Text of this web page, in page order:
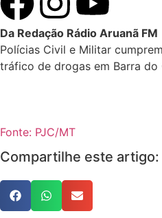
Da Redação Rádio Aruanã FM
Polícias Civil e Militar
tráfico de drogas em Barra do
Fonte: PJC/MT
Compartilhe este artigo: